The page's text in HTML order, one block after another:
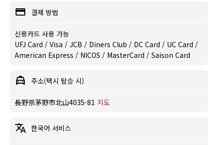
결제 방법
신용카드 사용 가능
UFJ Card / Visa / JCB / Diners Club / DC Card / UC Card /
American Express / NICOS / MasterCard / Saison Card
주소(택시 탑승 시)
長野県茅野市北山4035-81 지도
한국어 서비스